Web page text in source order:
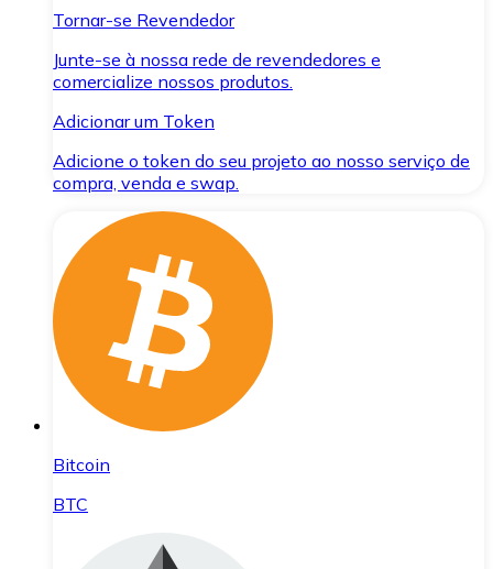
Tornar-se Revendedor
Junte-se à nossa rede de revendedores e
comercialize nossos produtos.
Adicionar um Token
Adicione o token do seu projeto ao nosso serviço de
compra, venda e swap.
Bitcoin
BTC